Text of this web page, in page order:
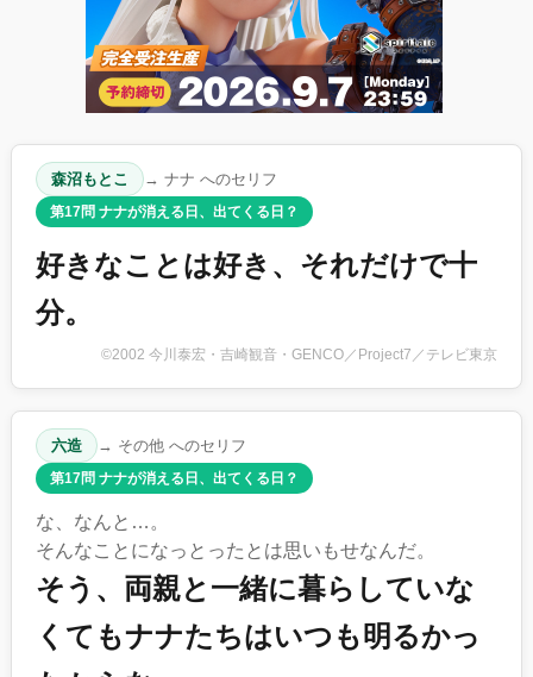
森沼もとこ → ナナ へのセリフ
第17問 ナナが消える日、出てくる日？
好きなことは好き、それだけで十
分。
©2002 今川泰宏・吉崎観音・GENCO／Project7／テレビ東京
六造 → その他 へのセリフ
第17問 ナナが消える日、出てくる日？
な、なんと…。
そんなことになっとったとは思いもせなんだ。
そう、両親と一緒に暮らしていな
くてもナナたちはいつも明るかっ